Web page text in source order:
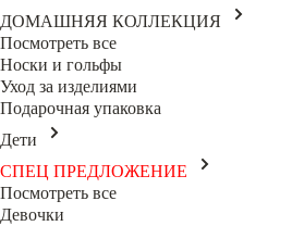
ДОМАШНЯЯ КОЛЛЕКЦИЯ
Посмотреть все
Носки и гольфы
Уход за изделиями
Подарочная упаковка
Дети
СПЕЦ ПРЕДЛОЖЕНИЕ
Посмотреть все
Девочки